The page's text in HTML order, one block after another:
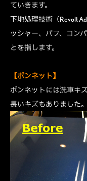
ていきます。
下地処理技術（Revolt
ッシャー、バフ、コン
とを指します。
【ボンネット】
ボンネットには洗車キ
長いキズもありました。